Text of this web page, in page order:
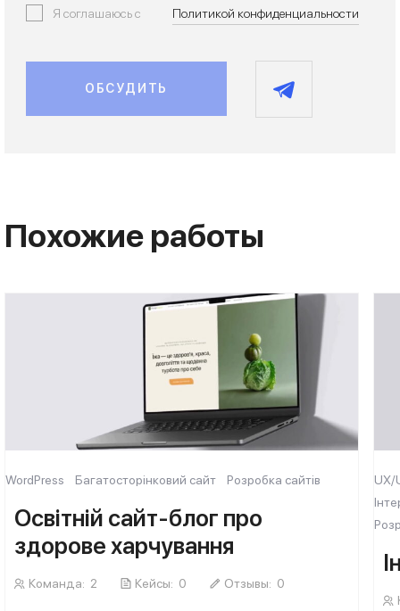
Я соглашаюсь с Политикой конфиденциальности
ОБСУДИТЬ
Похожие работы
WordPress Багатосторінковий сайт Розробка сайтів
Освітній сайт-блог про
здорове харчування
Команда: 2 Кейсы: 0 Отзывы: 0
UX/